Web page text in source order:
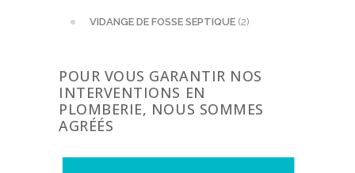
VIDANGE DE FOSSE SEPTIQUE (2)
POUR VOUS GARANTIR NOS
INTERVENTIONS EN
PLOMBERIE, NOUS SOMMES
AGRÉÉS